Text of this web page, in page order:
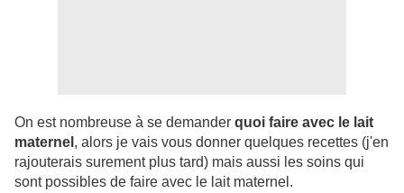
On est nombreuse à se demander quoi faire avec le lait
maternel , alors je vais vous donner quelques recettes (j'en
rajouterais surement plus tard) mais aussi les soins qui
sont possibles de faire avec le lait maternel.